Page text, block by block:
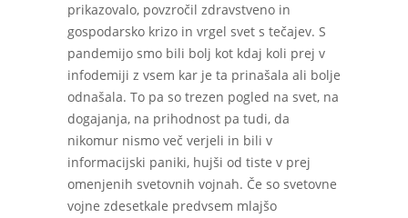
prikazovalo, povzročil zdravstveno in
gospodarsko krizo in vrgel svet s tečajev. S
pandemijo smo bili bolj kot kdaj koli prej v
infodemiji z vsem kar je ta prinašala ali bolje
odnašala. To pa so trezen pogled na svet, na
dogajanja, na prihodnost pa tudi, da
nikomur nismo več verjeli in bili v
informacijski paniki, hujši od tiste v prej
omenjenih svetovnih vojnah. Če so svetovne
vojne zdesetkale predvsem mlajšo